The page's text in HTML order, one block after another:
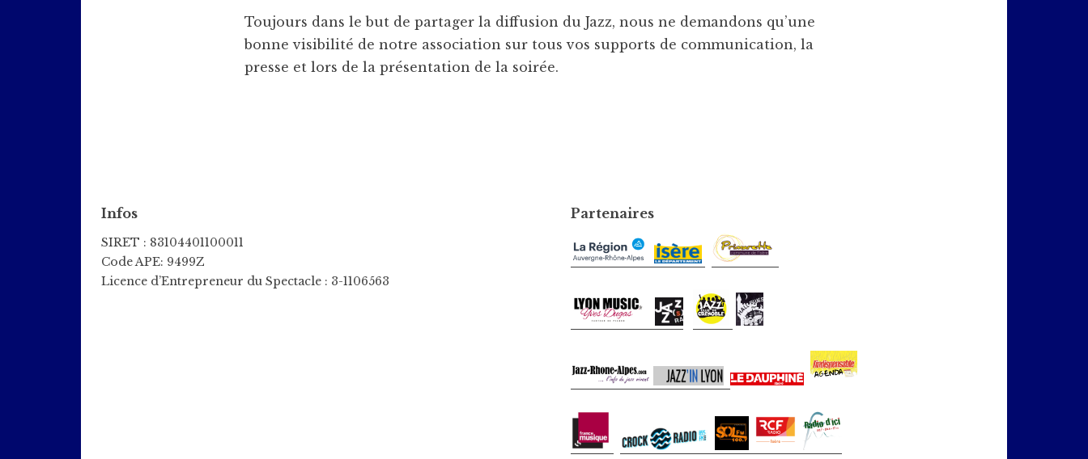
Toujours dans le but de partager la diffusion du Jazz, nous ne demandons qu’une
bonne visibilité de notre association sur tous vos supports de communication, la
presse et lors de la présentation de la soirée.
Infos
SIRET : 83104401100011
Code APE: 9499Z
Licence d’Entrepreneur du Spectacle : 3-1106563
Partenaires